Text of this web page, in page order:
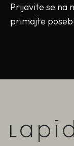
Prijavite se na
primajte